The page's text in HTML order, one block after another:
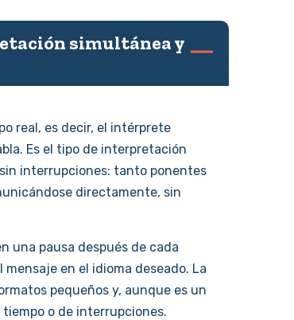
simultánea y
real, es decir, el intérprete
Es el tipo de interpretación
interrupciones: tanto ponentes
directamente, sin
una pausa después de cada
en el idioma deseado. La
pequeños y, aunque es un
o de interrupciones.